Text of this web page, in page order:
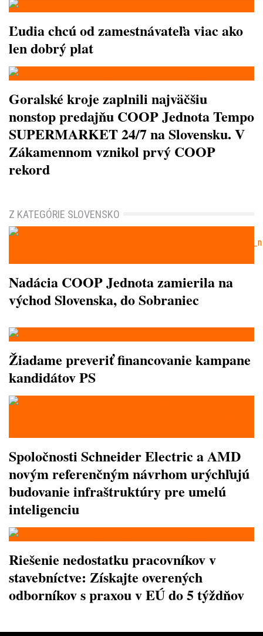
Ľudia chcú od zamestnávateľa viac ako
len dobrý plat
Goralské kroje zaplnili najväčšiu
nonstop predajňu COOP Jednota Tempo
SUPERMARKET 24/7 na Slovensku. V
Zákamennom vznikol prvý COOP
rekord
Z KATEGÓRIE SLOVENSKO
Nadácia COOP Jednota zamierila na
východ Slovenska, do Sobraniec
Žiadame preveriť financovanie kampane
kandidátov PS
Spoločnosti Schneider Electric a AMD
novým referenčným návrhom urýchľujú
budovanie infraštruktúry pre umelú
inteligenciu
Riešenie nedostatku pracovníkov v
stavebníctve: Získajte overených
odborníkov s praxou v EÚ do 5 týždňov